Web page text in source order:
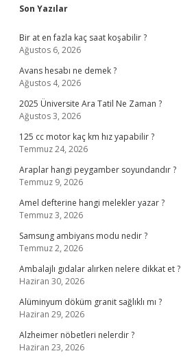
Sidebar
Son Yazılar
Bir at en fazla kaç saat koşabilir ?
Ağustos 6, 2026
Avans hesabı ne demek ?
Ağustos 4, 2026
2025 Üniversite Ara Tatil Ne Zaman ?
Ağustos 3, 2026
125 cc motor kaç km hız yapabilir ?
Temmuz 24, 2026
Araplar hangi peygamber soyundandır ?
Temmuz 9, 2026
Amel defterine hangi melekler yazar ?
Temmuz 3, 2026
Samsung ambiyans modu nedir ?
Temmuz 2, 2026
Ambalajlı gıdalar alırken nelere dikkat et ?
Haziran 30, 2026
Alüminyum döküm granit sağlıklı mı ?
Haziran 29, 2026
Alzheimer nöbetleri nelerdir ?
Haziran 23, 2026